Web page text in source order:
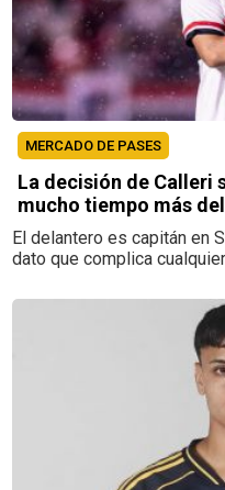
MERCADO DE PASES
La decisión de Calleri
mucho tiempo más
El delantero es capitán en
dato que complica